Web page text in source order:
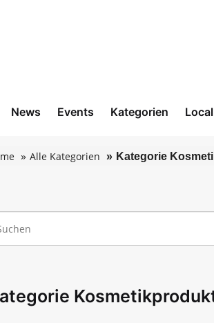
News Events Kategorien Local
Alle Kategorien Kategorie